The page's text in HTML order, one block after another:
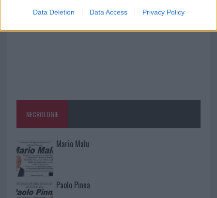
Data Deletion Data Access Privacy Policy
NECROLOGIE
Mario Malu
Paolo Pinna